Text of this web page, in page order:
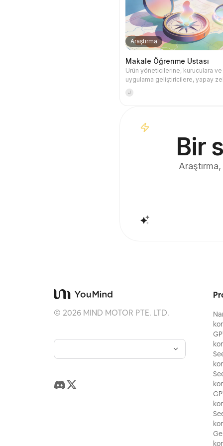
Araştırma
Makale Öğrenme Ustası
Ürün yöneticilerine, kuruculara ve
uygulama geliştiricilere, yapay
makalelerini tarihsel nedensellik
boyunca anlamalarına ve bunları
dönüştürmelerine yardımcı olur.
J
Bir
© 2026MIND MOTOR PTE. LTD.